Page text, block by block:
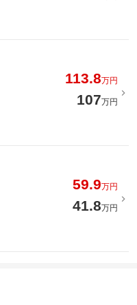
113.8万円
107万円
59.9万円
41.8万円